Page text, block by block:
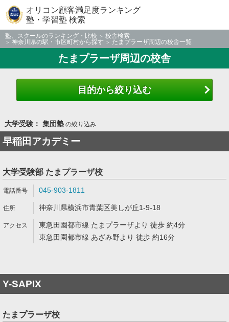
オリコン顧客満足度ランキング
塾・学習塾 検索
塾、スクールのランキング・比較
校舎検索
神奈川県の駅・市区町村から探す
たまプラーザ周辺の校舎一覧
たまプラーザ周辺の校舎
目的から絞り込む
大学受験： 集団塾の絞り込み
早稲田アカデミー
大学受験部 たまプラーザ校
045-903-1811
神奈川県横浜市青葉区美しが丘1-9-18
東急田園都市線 たまプラーザより 徒歩 約4分
東急田園都市線 あざみ野より 徒歩 約16分
Y-SAPIX
たまプラーザ校